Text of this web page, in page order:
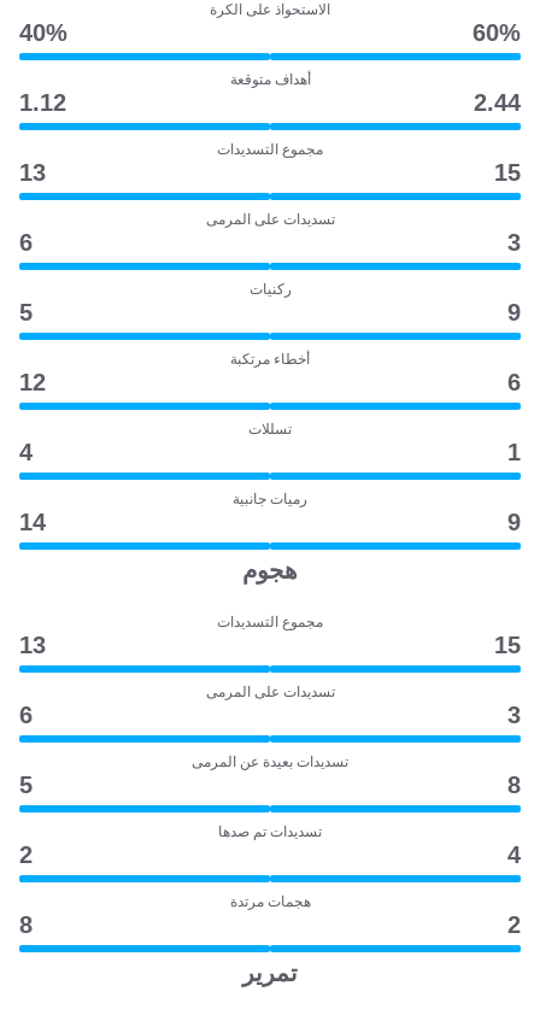
الاستحواذ على الكرة
60‎%‎
40‎%‎
أهداف متوقعة
2.44
1.12
مجموع التسديدات
15
13
تسديدات على المرمى
3
6
ركنيات
9
5
أخطاء مرتكبة
6
12
تسللات
1
4
رميات جانبية
9
14
هجوم
مجموع التسديدات
15
13
تسديدات على المرمى
3
6
تسديدات بعيدة عن المرمى
8
5
تسديدات تم صدها
4
2
هجمات مرتدة
2
8
تمرير